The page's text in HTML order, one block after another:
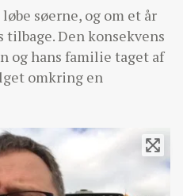
søerne, og om et år
Den konsekvens
og hans familie taget af
omkring en